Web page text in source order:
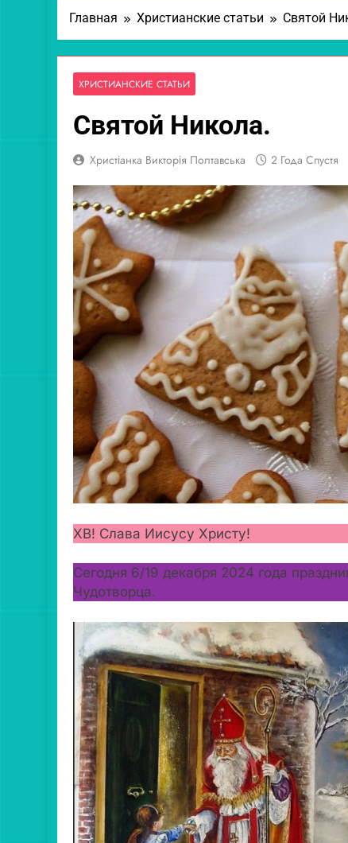
Главная Христианские статьи Святой
ХРИСТИАНСКИЕ СТАТЬИ
Святой Никола.
Христіанка Викторія Полтавська 2 Года Спустя
ХВ! Слава Иисусу Христу!
Сегодня 6/19 декабря 2024 года
Чудотворца.